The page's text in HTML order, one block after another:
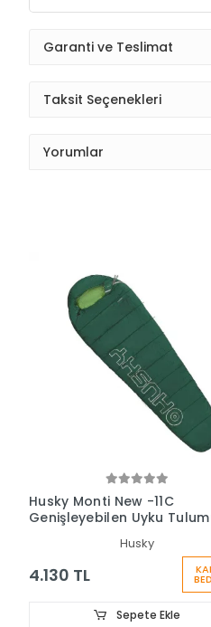
Garanti ve Teslimat
Taksit Seçenekleri
Yorumlar
Husky Monti New -11C
Genişleyebilen Uyku
Husky
4.130 TL
Sepete Ekle